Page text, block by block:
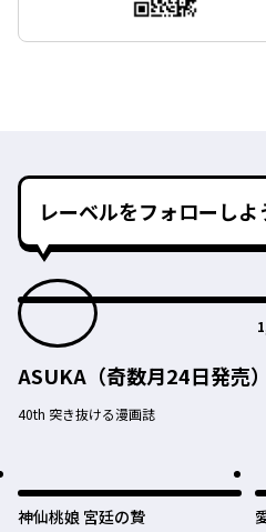
レーベルをフォローしよ
ASUKA（奇数月24日発売）
40th 突き抜ける漫画誌
神仙桃娘 宮廷の贄